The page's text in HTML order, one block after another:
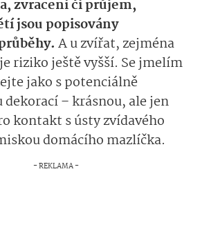
zvracení či průjem,
jsou popisovány
A u zvířat, zejména
riziko ještě vyšší. Se jmelím
jako s potenciálně
dekorací – krásnou, ale jen
kontakt s ústy zvídavého
domácího mazlíčka.